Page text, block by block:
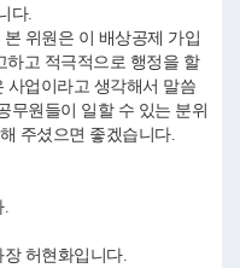
다.
위원은 이 배상공제 가입
하고 적극적으로 행정을 할
사업이라고 생각해서 말씀
무원들이 일할 수 있는 분위
주셨으면 좋겠습니다.
.
허현화입니다.